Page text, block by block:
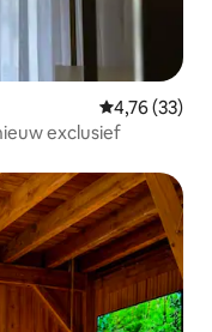
Gemiddelde
4,76 (33)
exclusief